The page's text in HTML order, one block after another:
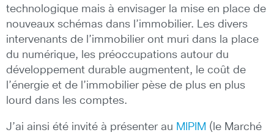
technologique mais à envisager la mise en place de
nouveaux schémas dans l’immobilier. Les divers
intervenants de l’immobilier ont muri dans la place
du numérique, les préoccupations autour du
développement durable augmentent, le coût de
l’énergie et de l’immobilier pèse de plus en plus
lourd dans les comptes.
J’ai ainsi été invité à présenter au MIPIM (le Marché